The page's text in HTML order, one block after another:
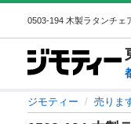
ジモティー 売りま